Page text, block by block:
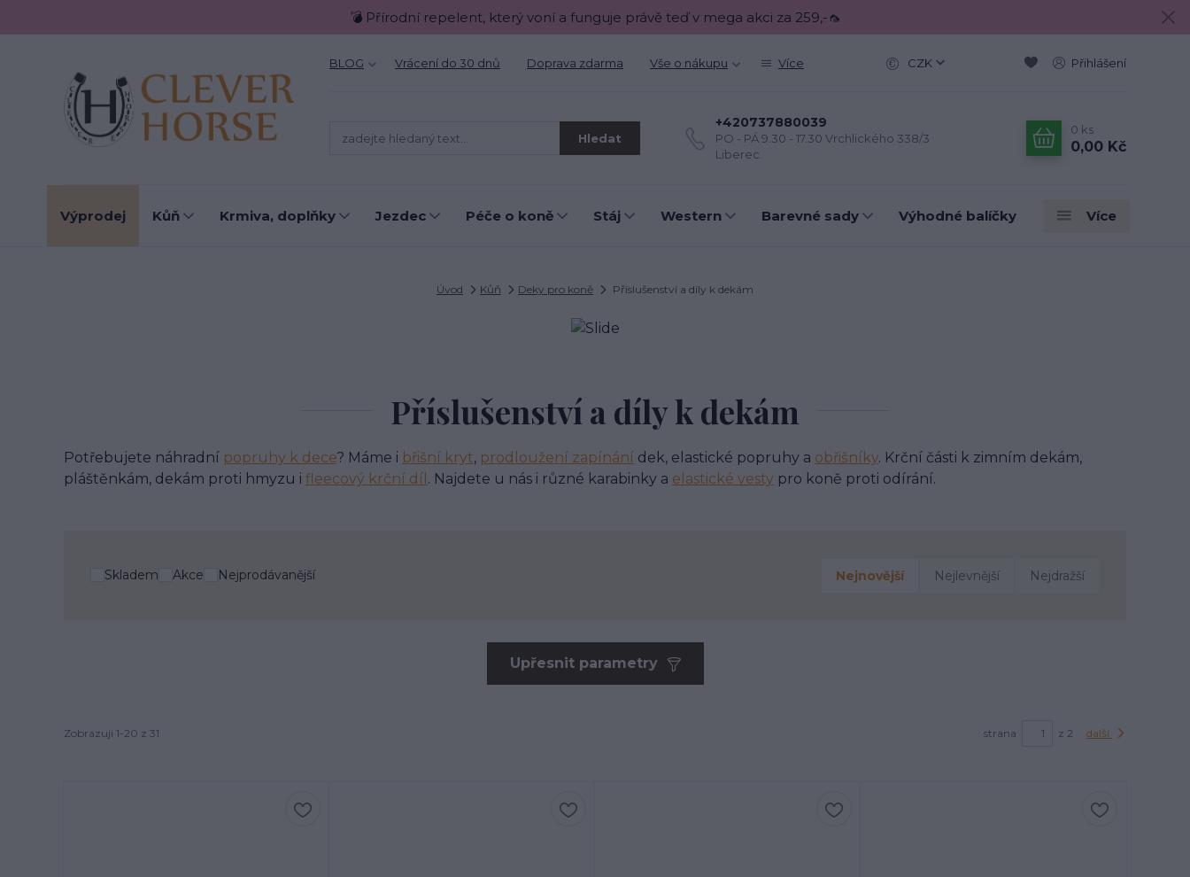
💣 Přírodní repelent, který voní a funguje právě teď v mega akci za 259,-🦟
BLOG Vrácení do 30 dnů Doprava zdarma Vše o nákupu Více CZK Přihlášení
Hledat
+420737880039
PO - PÁ 9.30 - 17.30 Vrchlického 338/3
Liberec
0 ks
0,00 Kč
Výprodej Kůň Krmiva, doplňky Jezdec Péče o koně Stáj Western Barevné sady Výhodné balíčky Více
Úvod Kůň Deky pro koně Příslušenství a díly k dekám
Příslušenství a díly k dekám
Potřebujete náhradní popruhy k dece? Máme i břišní kryt, prodloužení zapínání dek, elastické popruhy a obřišníky. Krční části k zimním dekám,
pláštěnkám, dekám proti hmyzu i fleecový krční díl . Najdete u nás i různé karabinky a elastické vesty pro koně proti odírání.
Upřesnit parametry
Skladem Akce Nejprodávanější Nejnovější Nejlevnější Nejdražší
Zobrazuji 1-20 z 31 strana z 2 další